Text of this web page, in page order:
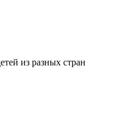
из разных стран